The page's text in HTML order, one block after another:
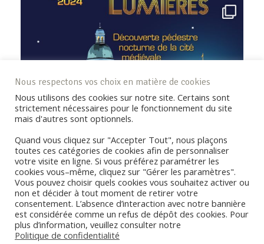
REJOIGNEZ LA COMMUNAUTÉ !
Nous respectons vos choix en matière de cookies
Nous utilisons des cookies sur notre site. Certains sont
strictement nécessaires pour le fonctionnement du site
mais d'autres sont optionnels.
Quand vous cliquez sur "Accepter Tout", nous plaçons
toutes ces catégories de cookies afin de personnaliser
votre visite en ligne. Si vous préférez paramétrer les
cookies vous–même, cliquez sur "Gérer les paramètres".
Vous pouvez choisir quels cookies vous souhaitez activer ou
non et décider à tout moment de retirer votre
consentement. L’absence d’interaction avec notre bannière
est considérée comme un refus de dépôt des cookies. Pour
plus d’information, veuillez consulter notre
Politique de confidentialité